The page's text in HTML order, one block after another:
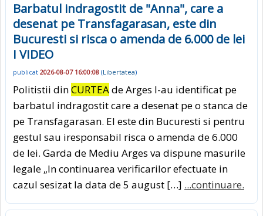
Barbatul indragostit de "Anna", care a
desenat pe Transfagarasan, este din
Bucuresti si risca o amenda de 6.000 de lei
I VIDEO
publicat 2026-08-07 16:00:08 (Libertatea)
Politistii dinCURTEAde Arges l-au identificat pe
barbatul indragostit care a desenat pe o stanca de
pe Transfagarasan. El este din Bucuresti si pentru
gestul sau iresponsabil risca o amenda de 6.000
de lei. Garda de Mediu Arges va dispune masurile
legale „In continuarea verificarilor efectuate in
cazul sesizat la data de 5 august […] ...continuare.